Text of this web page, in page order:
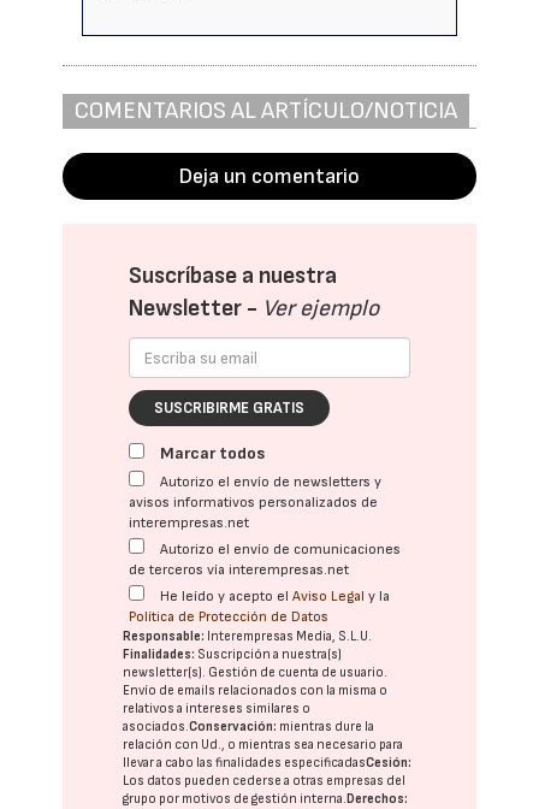
COMENTARIOS AL ARTÍCULO/NOTICIA
Deja un comentario
Suscríbase a nuestra
Newsletter - Ver ejemplo
SUSCRIBIRME GRATIS
Marcar todos
Autorizo el envío de newsletters y
avisos informativos personalizados de
interempresas.net
Autorizo el envío de comunicaciones
de terceros vía interempresas.net
He leído y acepto elAviso Legal y la
Política de Protección de Datos
Responsable: Interempresas Media, S.L.U.
Finalidades: Suscripción a nuestra(s)
newsletter(s). Gestión de cuenta de usuario.
Envío de emails relacionados con la misma o
relativos a intereses similares o
asociados.Conservación: mientras dure la
relación con Ud., o mientras sea necesario para
llevar a cabo las finalidades especificadasCesión:
Los datos pueden cederse a otras empresas del
grupo por motivos de gestión interna. Derechos: